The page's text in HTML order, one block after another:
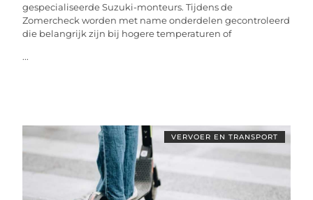
gespecialiseerde Suzuki-monteurs. Tijdens de
Zomercheck worden met name onderdelen gecontroleerd
die belangrijk zijn bij hogere temperaturen of
...
VERVOER EN TRANSPORT